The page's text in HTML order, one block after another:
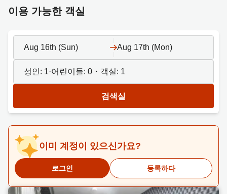
이용 가능한 객실
Aug 16th (Sun) Aug 17th (Mon)
성인: 1·어린이들: 0 ・객실: 1
검색실
이미 계정이 있으신가요?
로그인 등록하다